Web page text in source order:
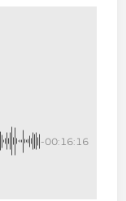
-00:16:16